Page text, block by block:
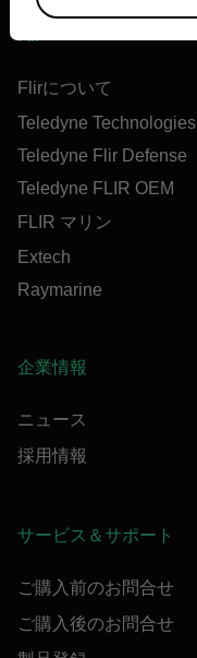
Flirについて
Teledyne Technologies
Teledyne Flir Defense
Teledyne FLIR OEM
FLIR マリン
Extech
Raymarine
企業情報
ニュース
採用情報
サービス＆サポート
ご購入前のお問合せ
ご購入後のお問合せ